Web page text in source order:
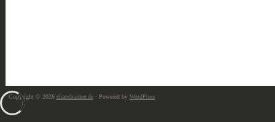
Copyright © 2026 chaosbunker.de· Powered by WordPress